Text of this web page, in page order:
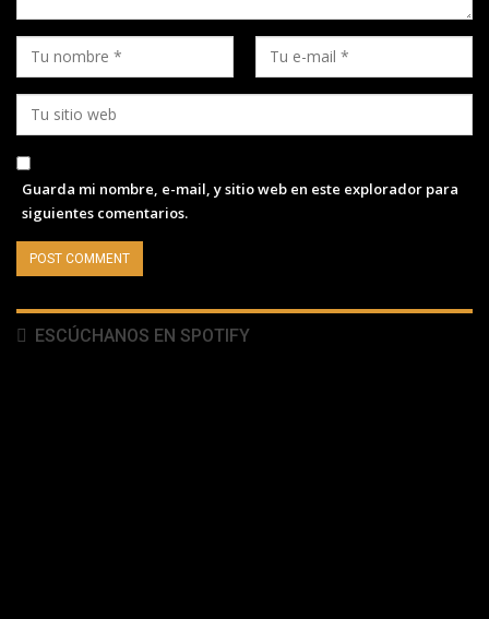
Guarda mi nombre, e-mail, y sitio web en este explorador para
siguientes comentarios.
ESCÚCHANOS EN SPOTIFY